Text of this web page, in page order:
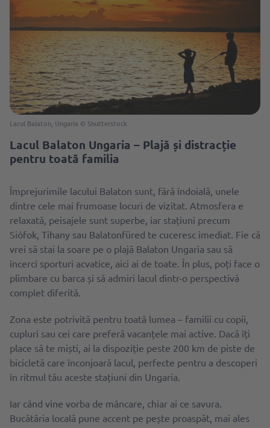
Lacul Balaton, Ungaria © Shutterstock
Lacul Balaton Ungaria – Plajă și distracție
pentru toată familia
Împrejurimile lacului Balaton sunt, fără îndoială, unele
dintre cele mai frumoase locuri de vizitat. Atmosfera e
relaxată, peisajele sunt superbe, iar stațiuni precum
Siófok, Tihany sau Balatonfüred te cuceresc imediat. Fie că
vrei să stai la soare pe o plajă Balaton Ungaria sau să
încerci sporturi acvatice, aici ai de toate. În plus, poți face o
plimbare cu barca și să admiri lacul dintr-o perspectivă
complet diferită.
Zona este potrivită pentru toată lumea – familii cu copii,
cupluri sau cei care preferă vacanțele mai active. Dacă îți
place să te miști, ai la dispoziție peste 200 km de piste de
bicicletă care înconjoară lacul, perfecte pentru a descoperi
în ritmul tău aceste stațiuni din Ungaria.
Iar când vine vorba de mâncare, chiar ai ce savura.
Bucătăria locală pune accent pe pește proaspăt, mai ales